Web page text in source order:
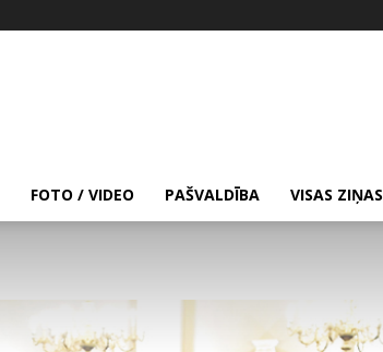
FOTO / VIDEO PAŠVALDĪBA VISAS ZIŅAS